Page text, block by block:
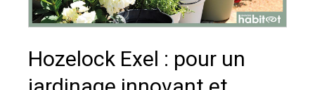
Hozelock Exel : pour un